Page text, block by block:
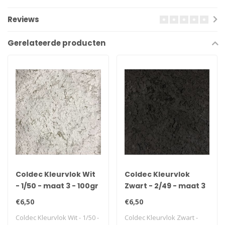
Reviews
Gerelateerde producten
Coldec Kleurvlok Wit
- 1/50 - maat 3 - 100gr
€6,50
Coldec Kleurvlok Wit - 1/50 -
Coldec Kleurvlok
Zwart - 2/49 - maat 3
- 100gr
€6,50
Coldec Kleurvlok Zwart -